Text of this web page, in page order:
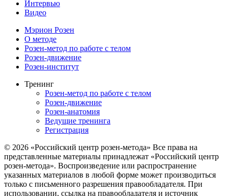
Интервью
Видео
Мэрион Розен
О методе
Розен-метод по работе с телом
Розен-движение
Розен-институт
Тренинг
Розен-метод по работе с телом
Розен-движение
Розен-анатомия
Ведущие тренинга
Регистрация
© 2026 «Российский центр розен-метода» Все права на
представленные материалы принадлежат «Российский центр
розен-метода». Воспроизведение или распространение
указанных материалов в любой форме может производиться
только с письменного разрешения правообладателя. При
использовании, ссылка на правообладателя и источник